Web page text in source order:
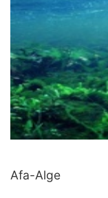
Afa-Alge